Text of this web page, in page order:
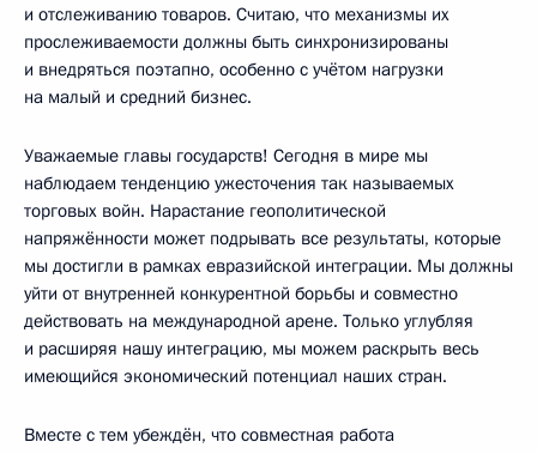
и отслеживанию товаров. Считаю, что механизмы их
прослеживаемости должны быть синхронизированы
и внедряться поэтапно, особенно с учётом нагрузки
на малый и средний бизнес.
Уважаемые главы государств! Сегодня в мире мы
наблюдаем тенденцию ужесточения так называемых
торговых войн. Нарастание геополитической
напряжённости может подрывать все результаты, которые
мы достигли в рамках евразийской интеграции. Мы должны
уйти от внутренней конкурентной борьбы и совместно
действовать на международной арене. Только углубляя
и расширяя нашу интеграцию, мы можем раскрыть весь
имеющийся экономический потенциал наших стран.
Вместе с тем убеждён, что совместная работа